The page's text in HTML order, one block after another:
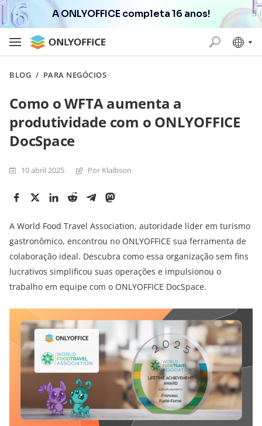
A ONLYOFFICE completa 16 anos!
BLOG / PARA NEGÓCIOS
Como o WFTA aumenta a
produtividade com o ONLYOFFICE
DocSpace
10 abril 2025 Por Klaibson
A World Food Travel Association, autoridade líder em turismo
gastronômico, encontrou no ONLYOFFICE sua ferramenta de
colaboração ideal. Descubra como essa organização sem fins
lucrativos simplificou suas operações e impulsionou o
trabalho em equipe com o ONLYOFFICE DocSpace.